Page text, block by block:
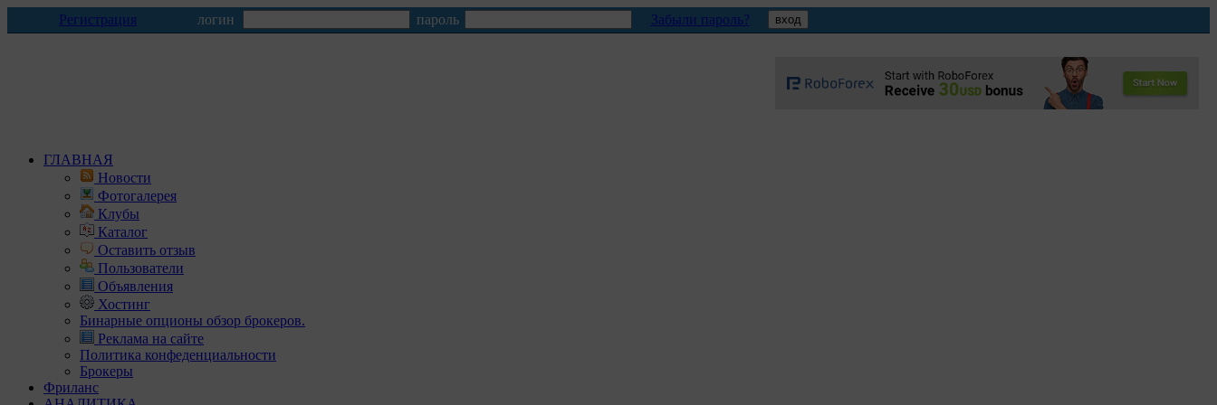
Регистрация логин пароль Забыли пароль?
ГЛАВНАЯ
Новости
Фотогалерея
Клубы
Каталог
Оставить отзыв
Пользователи
Объявления
Хостинг
Бинарные опционы обзор брокеров.
Реклама на сайте
Политика конфеденциальности
Брокеры
Фриланс